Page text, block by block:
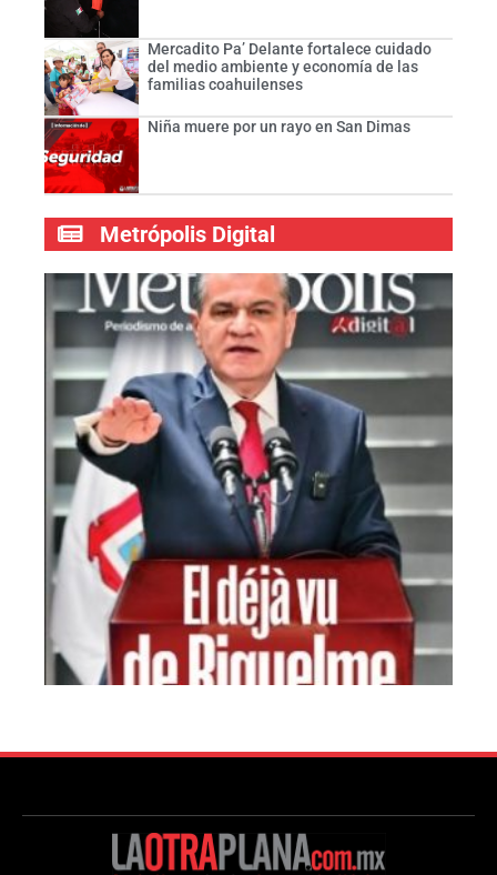
Mercadito Pa’ Delante fortalece cuidado
del medio ambiente y economía de las
familias coahuilenses
Niña muere por un rayo en San Dimas
Metrópolis Digital